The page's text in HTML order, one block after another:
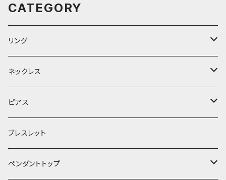
CATEGORY
リング
シルバー
K18/K14
K18Wg/K14Wg
Pt
ネックレス
金（K18 K14 ）
ホワイトゴールド（K18 K14）
プラチナ（pt900 pt850）
ピアス
ゴールドK18/K14
ホワイトゴールドK18/K14
ブレスレット
ペンダントトップ